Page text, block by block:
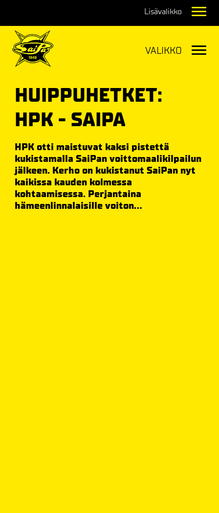
HUIPPUHETKET:
HPK - SAIPA
HPK otti maistuvat kaksi pistettä
kukistamalla SaiPan voittomaalikilpailun
jälkeen. Kerho on kukistanut SaiPan nyt
kaikissa kauden kolmessa
kohtaamisessa. Perjantaina
hämeenlinnalaisille voiton...